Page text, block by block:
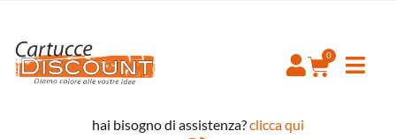
hai bisogno di assistenza?clicca qui